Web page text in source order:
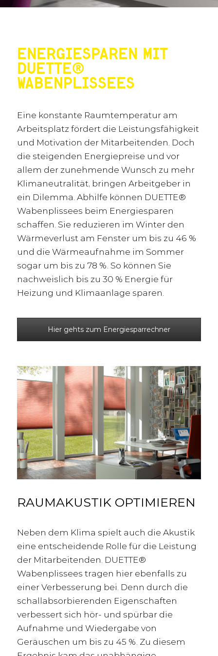
ENERGIESPAREN MIT
DUETTE®
WABENPLISSEES
Eine konstante Raumtemperatur am
Arbeitsplatz fördert die Leistungsfähigkeit
und Motivation der Mitarbeitenden. Doch
die steigenden Energiepreise und vor
allem der zunehmende Wunsch zu mehr
Klimaneutralität, bringen Arbeitgeber in
ein Dilemma. Abhilfe können DUETTE®
Wabenplissees beim Energiesparen
schaffen. Sie reduzieren im Winter den
Wärmeverlust am Fenster um bis zu 46 %
und die Wärmeaufnahme im Sommer
sogar um bis zu 78 %. So können Sie
nachweislich bis zu 30 % Energie für
Heizung und Klimaanlage sparen.
Hier gehts zum Energiesparrechner
RAUMAKUSTIK OPTIMIEREN
Neben dem Klima spielt auch die Akustik
eine entscheidende Rolle für die Leistung
der Mitarbeitenden. DUETTE®
Wabenplissees tragen hier ebenfalls zu
einer Verbesserung bei. Denn durch die
schallabsorbierenden Eigenschaften
verbessert sich hör- und spürbar die
Aufnahme und Wiedergabe von
Geräuschen um bis zu 45 %. Zu diesem